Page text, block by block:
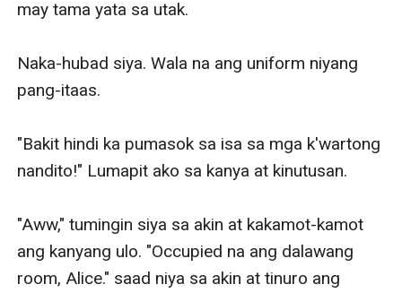
may tama yata sa utak.
Naka-hubad siya. Wala na ang uniform niyang
pang-itaas.
"Bakit hindi ka pumasok sa isa sa mga k'wartong
nandito!" Lumapit ako sa kanya at kinutusan.
"Aww," tumingin siya sa akin at kakamot-kamot
ang kanyang ulo. "Occupied na ang dalawang
room, Alice." saad niya sa akin at tinuro ang